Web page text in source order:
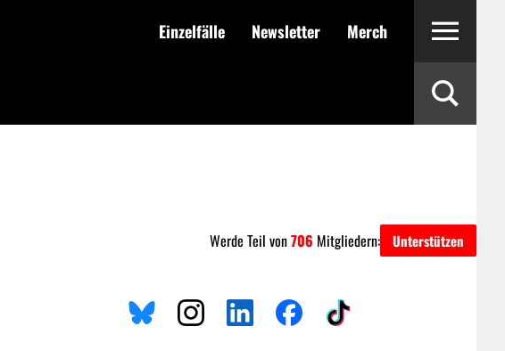
Einzelfälle Newsletter Merch
Werde Teil von706 Mitgliedern: Unterstützen